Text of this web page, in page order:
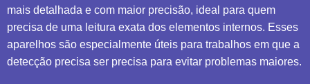
mais detalhada e com maior precisão, ideal para quem
precisa de uma leitura exata dos elementos internos. Esses
aparelhos são especialmente úteis para trabalhos em que a
detecção precisa ser precisa para evitar problemas maiores.